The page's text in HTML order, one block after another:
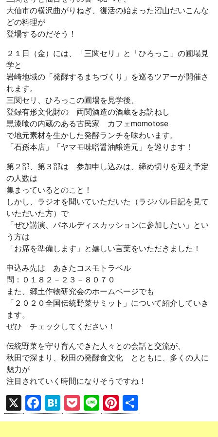
大仙市の横沢曲がりねぎ、復活の始まった沼山だいこんな
どの料理が
登場するのだそう！
２１日（金）には、「三関セリ」と「ひろっこ」の圃場見
学と
岩崎地域の「発酵するまちづくり」を巡るツアーが開催さ
れます。
三関セリ、ひろっこの圃場を見学後、
登録有形文化財の 両関酒造の酒蔵をお訪ねし
黒漆喰の内蔵のある古民家 カフェmomotose
で地元素材を生かした発酵ランチを味わいます。
「石孫本店」「ヤマモ味噌醤油醸造元」を巡ります！
第２部、第３部は 参加申し込みは、締め切りを迎え予定
の人数は
集まっているとのこと！
しかし、ラジオを聞いていただいた（ラジパル日記を見て
いただいた方）で
「ぜひ講演、パネルディスカッションに参加したい」とい
う方は
「お席を準備します」と嬉しい言葉をいただきました！
申込み先は あきたコスモトラベル
問：０１８２－２３－８０７０
また、郷土作物研究会のホームページでも
「２０２０全国伝統野菜サミット」について紹介していき
ます。
ぜひ チェックしてください！
伝統野菜を守り育んできた人々との会話と交流が、
秋田で深まり、秋田の発酵食文化 とともに、多くの人に
魅力が
注目されていく時間になりそうですね！
X
F
a
H
at
P
o
Li
n
Pi
nt 有